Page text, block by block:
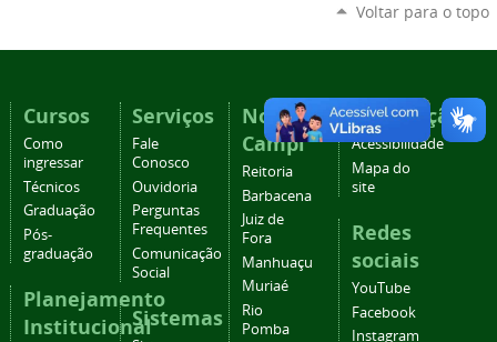
Voltar para o topo
Cursos
Como
ingressar
Técnicos
Graduação
Pós-
graduação
Planejamento
Institucional
Serviços
Fale
Conosco
Ouvidoria
Perguntas
Frequentes
Comunicação
Social
Sistemas
Nossos
Campi
Reitoria
Barbacena
Juiz de
Fora
Manhuaçu
Muriaé
Rio
Pomba
Navegação
Acessibilidade
Mapa do
site
Redes
sociais
YouTube
Facebook
Instagram